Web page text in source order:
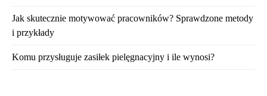
Jak skutecznie motywować pracowników? Sprawdzone metody
i przykłady
Komu przysługuje zasiłek pielęgnacyjny i ile wynosi?